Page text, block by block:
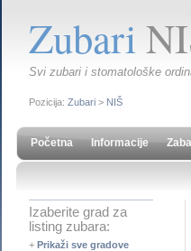
Zubari
Svi zubari i stomatološke
Pozicija: Zubari > NIŠ
Početna Informacije
Izaberite grad za
listing zubara:
+ Prikaži sve gradove